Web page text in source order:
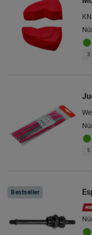
3
5
Bestseller